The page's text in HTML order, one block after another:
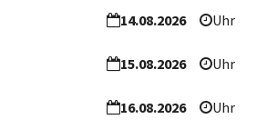
14.08.2026 Uhr
15.08.2026 Uhr
16.08.2026 Uhr